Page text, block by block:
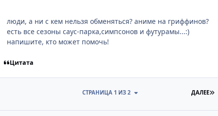
люди, а ни с кем нельзя обменяться? аниме на гриффинов?
есть все сезоны саус-парка,симпсонов и футурамы...:)
напишите, кто может помочь!
Цитата
ДАЛЕЕ
СТРАНИЦА 1 ИЗ 2